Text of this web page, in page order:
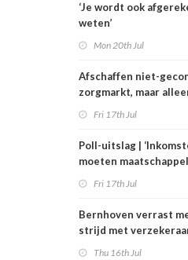
‘Je wordt ook
weten’
Mon 20th Jul
Afschaffen niet-
zorgmarkt, maar
Fri 17th Jul
Poll-uitslag |
moeten
Fri 17th Jul
Bernhoven verrast
strijd met
Thu 16th Jul